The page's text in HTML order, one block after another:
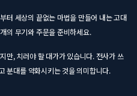
터 세상의 끝없는 마법을 만들어 내는 고대
의 무기와 주문을 준비하세요.
만, 치러야 할 대가가 있습니다. 전사가 쓰
분대를 약화시키는 것을 의미합니다.